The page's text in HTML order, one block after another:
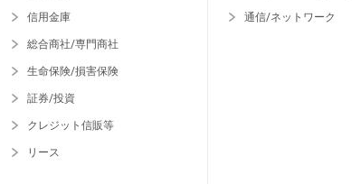
信用金庫
総合商社/専門商社
生命保険/損害保険
証券/投資
クレジット信販等
リース
通信/ネットワーク